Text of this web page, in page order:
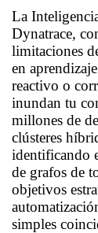
La
Dynatrace,
limitaciones
en
reactivo o
inundan tu
millones de
clústeres
identificando
de grafos de
objetivos
simples